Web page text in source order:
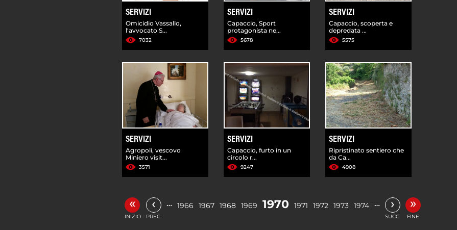
SERVIZI
Omicidio Vassallo,
l'avvocato S...
7032
SERVIZI
Capaccio, Sport
protagonista ne...
5678
SERVIZI
Capaccio, scoperta e
depredata ...
5575
SERVIZI
Agropoli, vescovo
Miniero visit...
3571
SERVIZI
Capaccio, furto in un
circolo r...
9247
SERVIZI
Ripristinato sentiero che
da Ca...
4908
«
INIZIO
‹
PREC.
… 1966 1967 1968 1969 1970 1971 1972 1973 1974 … ›
SUCC.
»
FINE